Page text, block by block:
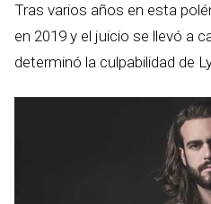
Tras varios años en esta
en 2019 y el juicio se llevó a
determinó la culpabilidad de